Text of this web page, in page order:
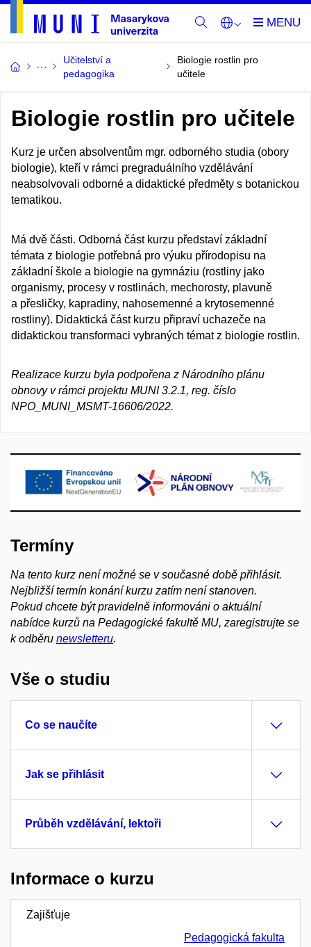
Učitelství a
pedagogika
Biologie rostlin pro
učitele
Biologie rostlin pro učitele
Kurz je určen absolventům mgr. odborného studia (obory
biologie), kteří v rámci pregraduálního vzdělávání
neabsolvovali odborné a didaktické předměty s botanickou
tematikou.
Má dvě části. Odborná část kurzu představí základní
témata z biologie potřebná pro výuku přírodopisu na
základní škole a biologie na gymnáziu (rostliny jako
organismy, procesy v rostlinách, mechorosty, plavuně
a přesličky, kapradiny, nahosemenné a krytosemenné
rostliny). Didaktická část kurzu připraví uchazeče na
didaktickou transformaci vybraných témat z biologie rostlin.
Realizace kurzu byla podpořena z Národního plánu
obnovy v rámci projektu MUNI 3.2.1, reg. číslo
NPO_MUNI_MSMT-16606/2022.
Termíny
Na tento kurz není možné se v současné době přihlásit.
Nejbližší termín konání kurzu zatím není stanoven.
Pokud chcete být pravidelně informováni o aktuální
nabídce kurzů na Pedagogické fakultě MU, zaregistrujte se
k odběru newsletteru.
Vše o studiu
Co se naučíte
Jak se přihlásit
Průběh vzdělávání, lektoři
Informace o kurzu
Zajišťuje
Pedagogická fakulta